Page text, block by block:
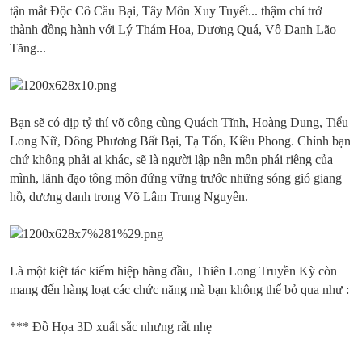
tận mắt Độc Cô Cầu Bại, Tây Môn Xuy Tuyết... thậm chí trở
thành đồng hành với Lý Thám Hoa, Dương Quá, Vô Danh Lão
Tăng...
Bạn sẽ có dịp tỷ thí võ công cùng Quách Tĩnh, Hoàng Dung, Tiểu
Long Nữ, Đông Phương Bất Bại, Tạ Tốn, Kiều Phong. Chính bạn
chứ không phải ai khác, sẽ là người lập nên môn phái riêng của
mình, lãnh đạo tông môn đứng vững trước những sóng gió giang
hồ, dương danh trong Võ Lâm Trung Nguyên.
Là một kiệt tác kiếm hiệp hàng đầu, Thiên Long Truyền Kỳ còn
mang đến hàng loạt các chức năng mà bạn không thể bỏ qua như :
*** Đồ Họa 3D xuất sắc nhưng rất nhẹ